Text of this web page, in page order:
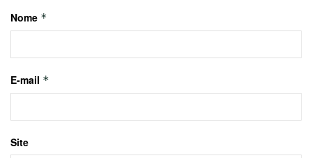
Nome *
E-mail *
Site